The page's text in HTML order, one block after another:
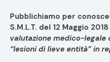
Pubblichiamo per
S.M.L.T. del 12 Maggio
valutazione medico-legale
“lesioni di lieve entità” in